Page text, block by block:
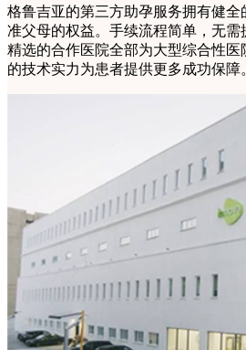
格鲁吉亚的第三方助孕服务拥有健
准父母的权益。手续流程简单，无
精选的合作医院全部为大型综合性
的技术实力为患者提供更多成功保障